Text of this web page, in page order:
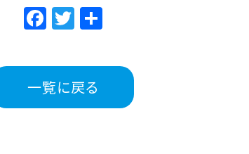
Facebook
Twitter
一覧に戻る